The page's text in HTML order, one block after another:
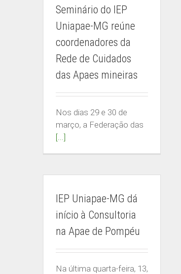
Seminário do IEP
Uniapae-MG reúne
coordenadores da
Rede de Cuidados
das Apaes mineiras
Nos dias 29 e 30 de
março, a Federação das
[...]
IEP Uniapae-MG dá
início à Consultoria
na Apae de Pompéu
Na última quarta-feira, 13,